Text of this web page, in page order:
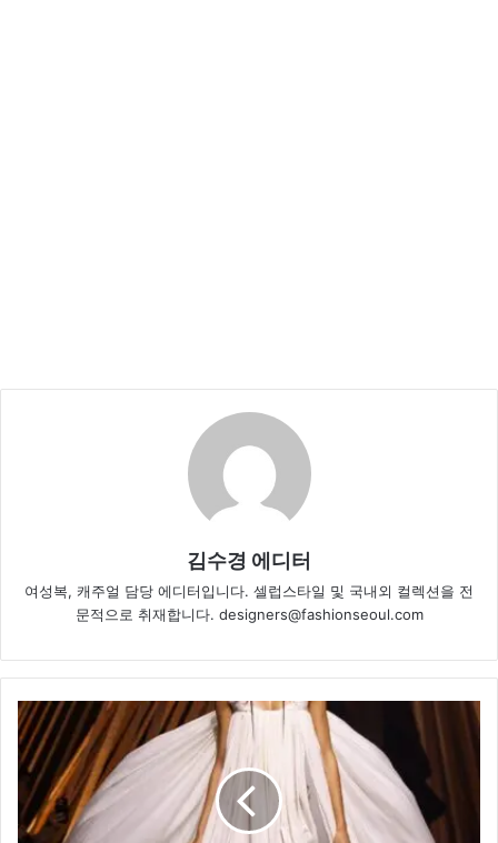
김수경 에디터
여성복, 캐주얼 담당 에디터입니다. 셀럽스타일 및 국내외 컬렉션을 전
문적으로 취재합니다. designers@fashionseoul.com
맥
퀸,
션
맥
기
르